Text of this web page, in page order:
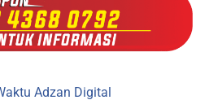
Adzan Digital